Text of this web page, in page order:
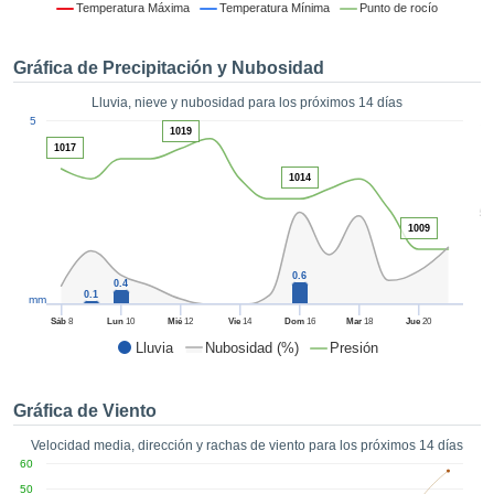
nuestra
sin coste.
ya sean
nuestros
así como
un perfil
para
ACEPTAR
CONTINUAR
Temperatura Máxima Temperatura Mínima Punto de rocío
Gráfica de Precipitación y Nubosidad
Lluvia, nieve y nubosidad para los próximos 14 días
Lluvia Nubosidad (%) Presión
50
Sáb8 Lun 10 Mié 12 Vie 14 Dom16 Mar18 Jue 20
5
mm 0.1
0.4
0.6
1017
1019
1014
1009
Gráfica de Viento
Velocidad media, dirección y rachas de viento para los próximos 14 días
50
60